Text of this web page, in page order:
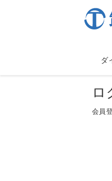
ダ
ロ
会員